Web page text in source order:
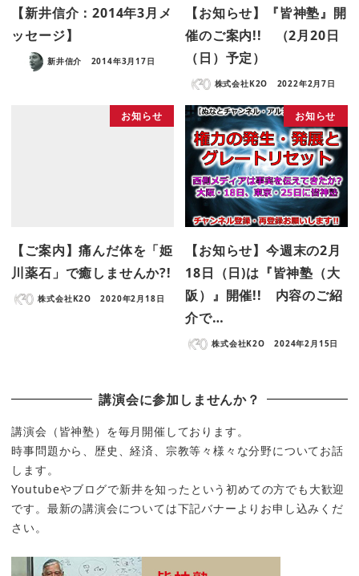
【新井信介：2014年3月メ
ッセージ】
新井信介 2014年3月17日
【お知らせ】『皆神塾』開
催のご案内!! （2月20日
（日）予定）
株式会社K2O 2022年2月7日
お知らせ
【ご案内】痛んだ体を「姫
川薬石」で癒しませんか?!
株式会社K2O 2020年2月18日
お知らせ
【お知らせ】今週末の2月
18日（日)は『皆神塾（大
阪）』開催!! 内容のご紹
介で…
株式会社K2O 2024年2月15日
講演会に参加しませんか？
講演会（皆神塾）を毎月開催しております。
時事問題から、歴史、経済、宗教等々様々な分野についてお話
します。
Youtubeやブログで新井を知ったという初めての方でも大歓迎
です。最新の講演会については下記バナーよりお申し込みくだ
さい。